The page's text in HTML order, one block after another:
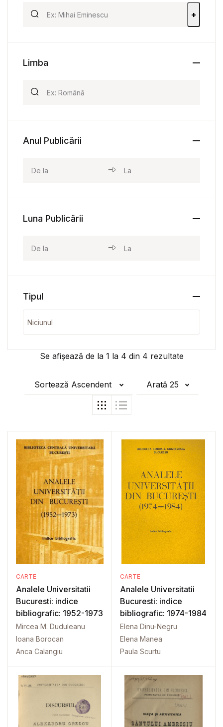
Se afișează de la 1 la 4 din 4 rezultate
Sortează Ascendent Arată 25
CARTE
Analele Universitatii
Bucuresti: indice
bibliografic: 1952-1973
Mircea M. Duduleanu
Ioana Borocan
Anca Calangiu
CARTE
Analele Universitatii
Bucuresti: indice
bibliografic: 1974-1984
Elena Dinu-Negru
Elena Manea
Paula Scurtu
+
Limba
Anul Publicării
Luna Publicării
Tipul